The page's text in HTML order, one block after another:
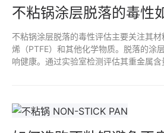
不粘锅涂层脱落的毒性
不粘锅涂层脱落的毒性评估主要关注其
烯（PTFE）和其他化学物质。脱落的涂
响健康。通过实验室检测评估其重金属